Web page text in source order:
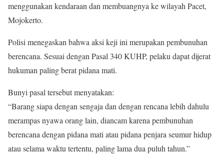
menggunakan kendaraan dan membuangnya ke wilayah Pacet,
Mojokerto.
Polisi menegaskan bahwa aksi keji ini merupakan pembunuhan
berencana. Sesuai dengan Pasal 340 KUHP, pelaku dapat dijerat
hukuman paling berat pidana mati.
Bunyi pasal tersebut menyatakan:
“Barang siapa dengan sengaja dan dengan rencana lebih dahulu
merampas nyawa orang lain, diancam karena pembunuhan
berencana dengan pidana mati atau pidana penjara seumur hidup
atau selama waktu tertentu, paling lama dua puluh tahun.”